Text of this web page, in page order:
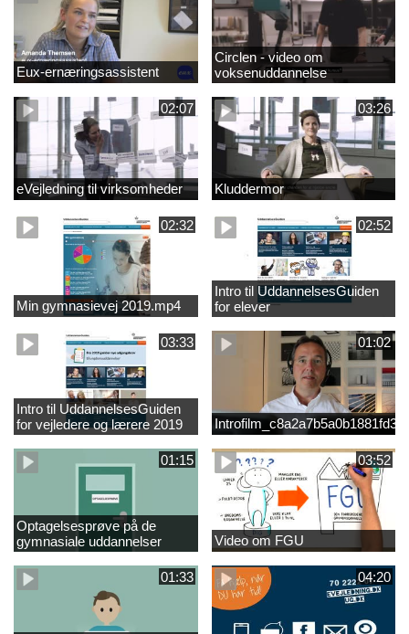
Eux-ernæringsassistent
Circlen - video om
voksenuddannelse
02:07
eVejledning til virksomheder
03:26
Kluddermor
02:32
Min gymnasievej 2019.mp4
02:52
Intro til UddannelsesGuiden
for elever
03:33
Intro til UddannelsesGuiden
for vejledere og lærere 2019
01:02
01:15
Optagelsesprøve på de
gymnasiale uddannelser
03:52
Video om FGU
01:33 04:20